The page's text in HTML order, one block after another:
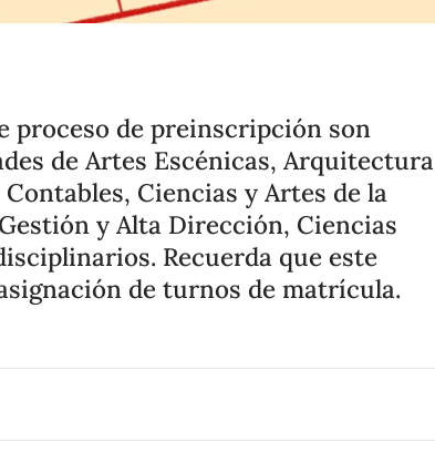
proceso de preinscripción son
de Artes Escénicas, Arquitectura
Ciencias y Artes de la
y Alta Dirección, Ciencias
Recuerda que este
de turnos de matrícula.